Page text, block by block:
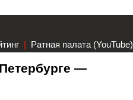
| Ратная палата (YouTube)
—